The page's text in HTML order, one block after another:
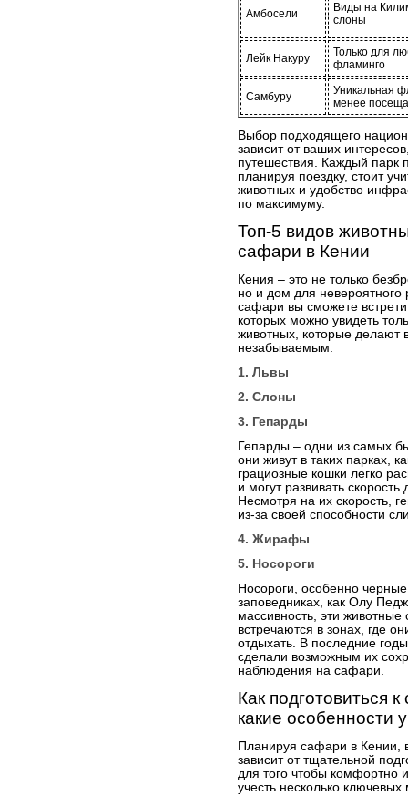
Амбосели
Виды на
слоны
Лейк Накуру
Только для
фламинго
Самбуру
Уникальная
менее
Выбор подходящего
зависит от ваших
путешествия. Каждый парк
планируя поездку, стоит
животных и удобство
по максимуму.
Топ-5 видов
сафари в Кении
Кения – это не только
но и дом для
сафари вы сможете
которых можно увидеть
животных, которые
незабываемым.
1. Львы
2. Слоны
3. Гепарды
Гепарды – одни из самых
они живут в таких парках,
грациозные кошки легко
и могут развивать
Несмотря на их скорость,
из-за своей способности
4. Жирафы
5. Носороги
Носороги, особенно
заповедниках, как Олу
массивность, эти
встречаются в зонах, где
отдыхать. В последние
сделали возможным их
наблюдения на сафари.
Как подготовиться
какие особенности
Планируя сафари в Кении,
зависит от тщательной
для того чтобы комфортно
учесть несколько